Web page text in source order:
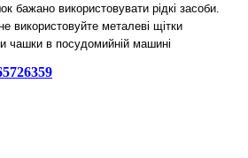
бажано використовувати рідкі засоби.
використовуйте металеві щітки
чашки в посудомийній машині